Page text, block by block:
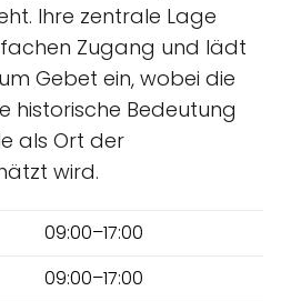
Ihre zentrale Lage
Zugang und lädt
Gebet ein, wobei die
historische Bedeutung
als Ort der
wird.
09:00–17:00
09:00–17:00